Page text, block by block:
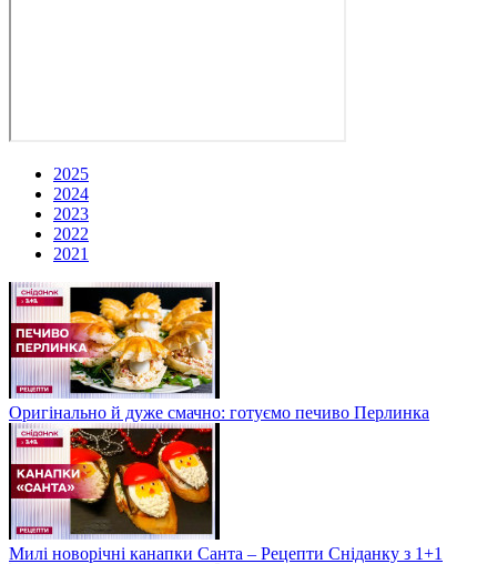
2025
2024
2023
2022
2021
Оригінально й дуже смачно: готуємо печиво Перлинка
Милі новорічні канапки Санта – Рецепти Сніданку з 1+1